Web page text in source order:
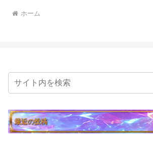
ホーム
最近の投稿